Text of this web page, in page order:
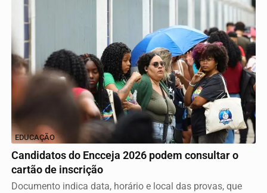
EDUCAÇÃO
Candidatos do Encceja 2026 podem consultar o
cartão de inscrição
Documento indica data, horário e local das provas, que